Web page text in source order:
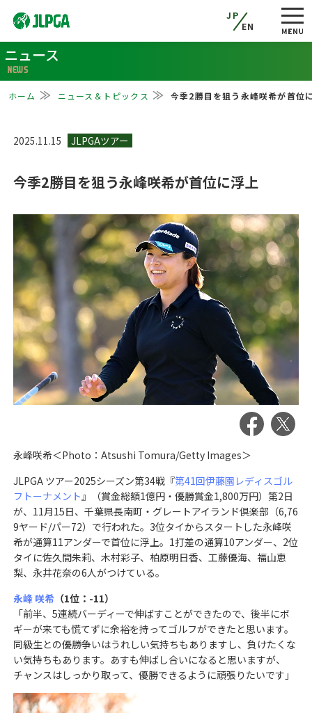
JP
EN
ニュース
NEWS
ホーム ニュース＆トピックス 今季2勝目を狙う永峰咲希が首位
2025.11.15
今季2勝目を狙う永峰咲希が首位に浮上
永峰咲希＜Photo：Atsushi Tomura/Getty Images＞
JLPGA ツアー2025シーズン第34戦『第41回伊藤園レディスゴル
フトーナメント』（賞金総額1億円・優勝賞金1,800万円）第2日
が、11月15日、千葉県長南町・グレートアイランド倶楽部（6,76
9ヤード/パー72）で行われた。3位タイからスタートした永峰咲
希が通算11アンダーで首位に浮上。1打差の通算10アンダー、2位
タイに佐久間朱莉、木村彩子、柏原明日香、工藤優海、福山恵
梨、永井花奈の6人がつけている。
永峰 咲希（1位：-11）
「前半、5連続バーディーで伸ばすことができたので、後半にボ
ギーが来ても慌てずに余裕を持ってゴルフができたと思います。
同級生との優勝争いはうれしい気持ちもありますし、負けたくな
い気持ちもあります。あすも伸ばし合いになると思いますが、
チャンスはしっかり取って、優勝できるように頑張りたいです」